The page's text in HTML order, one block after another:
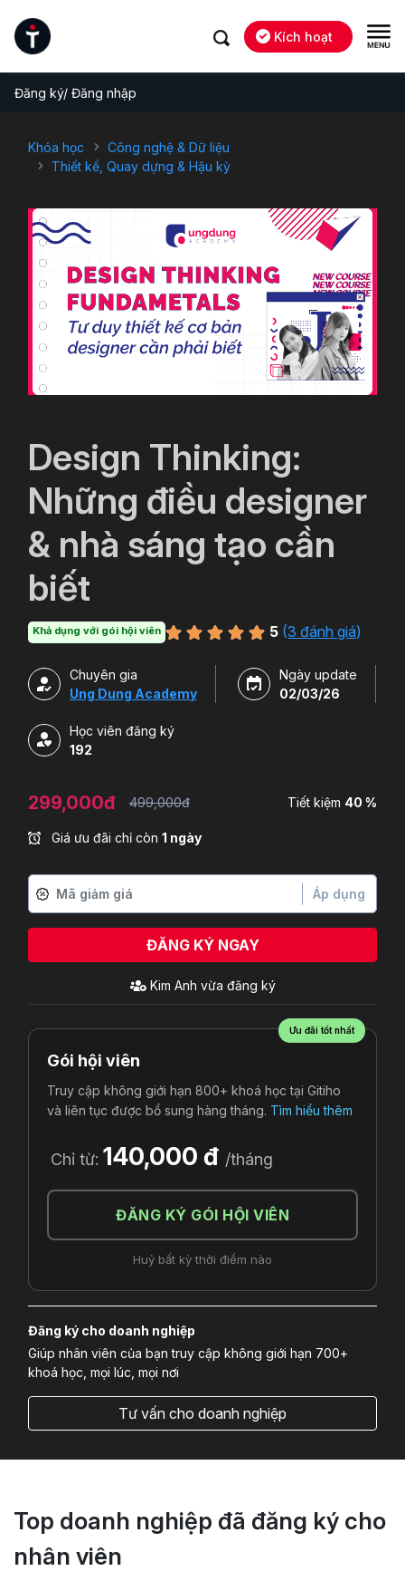
Kích hoạt
Đăng ký/ Đăng nhập
Khóa học
Công nghệ & Dữ liệu
Thiết kế, Quay dựng & Hậu kỳ
Design Thinking:
Những điều designer
& nhà sáng tạo cần
biết
Khả dụng với gói hội viên 5 (3 đánh giá)
Chuyên gia
Ung Dung Academy
Ngày update
02/03/26
Học viên đăng ký
192
299,000đ 499,000đ Tiết kiệm 40 %
Giá ưu đãi chỉ còn 1 ngày
Áp dụng
ĐĂNG KÝ NGAY
Kim Anhvừa đăng ký
Ưu đãi tốt nhất
Gói hội viên
Truy cập không giới hạn 800+ khoá học tại Gitiho
và liên tục được bổ sung hàng tháng. Tìm hiểu thêm
Chỉ từ: 140,000 đ /tháng
ĐĂNG KÝ GÓI HỘI VIÊN
Huỷ bất kỳ thời điểm nào
Đăng ký cho doanh nghiệp
Giúp nhân viên của bạn truy cập không giới hạn 700+
khoá học, mọi lúc, mọi nơi
Tư vấn cho doanh nghiệp
Top doanh nghiệp đã đăng ký cho
nhân viên